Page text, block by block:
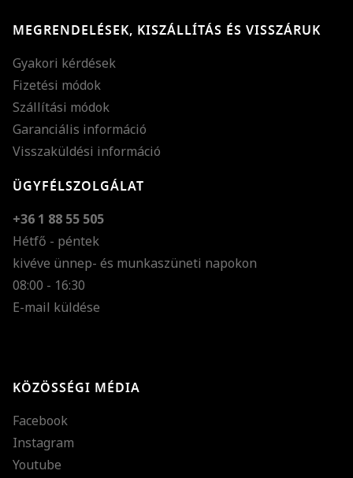
MEGRENDELÉSEK, KISZÁLLÍTÁS ÉS VISSZÁRUK
Gyakori kérdések
Fizetési módok
Szállítási módok
Garanciális információ
Visszaküldési információ
ÜGYFÉLSZOLGÁLAT
+36 1 88 55 505
Hétfő - péntek
kivéve ünnep- és munkaszüneti napokon
08:00 - 16:30
E-mail küldése
KÖZÖSSÉGI MÉDIA
Facebook
Instagram
Youtube